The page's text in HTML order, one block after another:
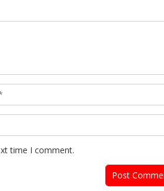
time I comment.